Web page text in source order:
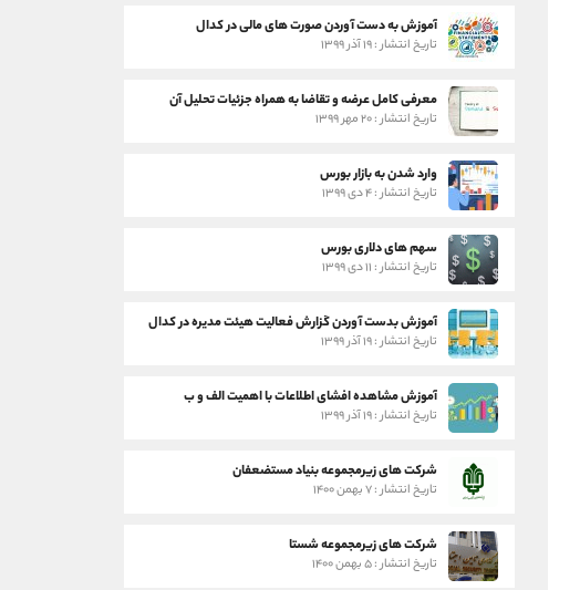
آموزش به دست آوردن صورت های مالی در کدال
تاریخ انتشار : ۱۹ آذر ۱۳۹۹
معرفی کامل عرضه و تقاضا به همراه جزئیات تحلیل آن
تاریخ انتشار : ۲۰ مهر ۱۳۹۹
وارد شدن به بازار بورس
تاریخ انتشار : ۴ دی ۱۳۹۹
سهم های دلاری بورس
تاریخ انتشار : ۱۱ دی ۱۳۹۹
آموزش بدست آوردن گزارش فعالیت هیئت مدیره در کدال
تاریخ انتشار : ۱۹ آذر ۱۳۹۹
آموزش مشاهده افشای اطلاعات با اهمیت الف و ب
تاریخ انتشار : ۱۹ آذر ۱۳۹۹
شرکت های زیرمجموعه بنیاد مستضعفان
تاریخ انتشار : ۷ بهمن ۱۴۰۰
شرکت های زیرمجموعه شستا
تاریخ انتشار : ۵ بهمن ۱۴۰۰